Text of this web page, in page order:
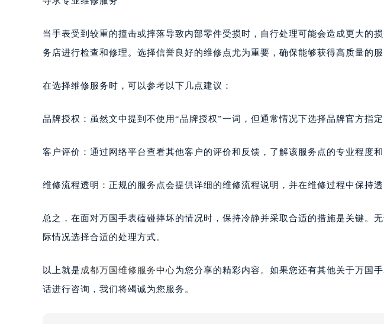
当手表受到较重的撞击或摔落导致内部零件受损时，自行处理可能会造成更大的
务店进行检查和修理。选择信誉良好的维修点尤为重要，确保能够获得高质量的服
在选择维修服务时，可以参考以下几点建议：
品牌授权：虽然文中提到不使用“品牌授权”一词，但通常情况下选择品牌官方指
客户评价：通过网络平台查看其他客户的评价和反馈，了解该服务点的专业程度和
维修流程透明：正规的服务点会提供详细的维修流程说明，并在维修过程中保持透
总之，在面对万国手表磕碰摔坏的情况时，保持冷静并采取合适的措施是关键。
际情况选择合适的处理方式。
以上就是 成都万国维修服务中心为您分享的精彩内容。如果您还有其他关于万国
话进行咨询，我们将竭诚为您服务。